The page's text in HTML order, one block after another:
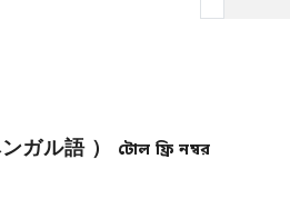
ガル語 ）
টোল ফ্রি নম্বর